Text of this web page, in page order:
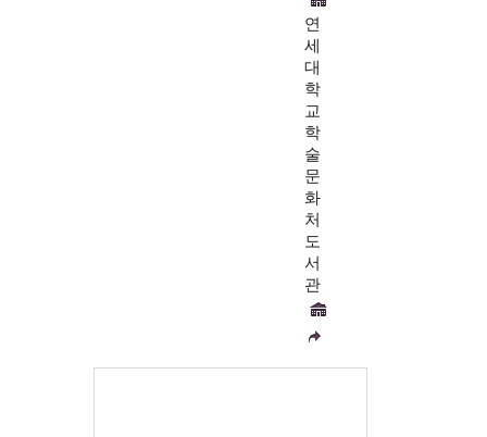
연
세
대
학
교
학
술
문
화
처
도
서
관